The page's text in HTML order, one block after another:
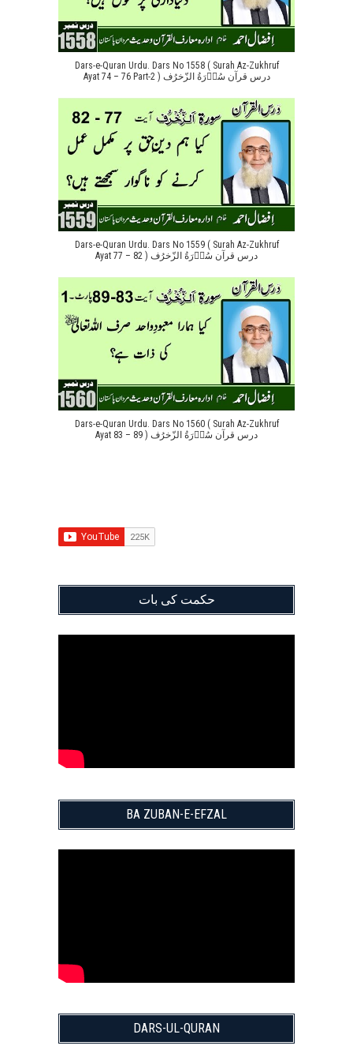
Dars-e-Quran Urdu. Dars No 1558 ( Surah Az-Zukhruf
Ayat 74 – 76 Part-2 ) درس قرآن سُوۡرَةُ الزّخرُف
Dars-e-Quran Urdu. Dars No 1559 ( Surah Az-Zukhruf
Ayat 77 – 82 ) درس قرآن سُوۡرَةُ الزّخرُف
Dars-e-Quran Urdu. Dars No 1560 ( Surah Az-Zukhruf
Ayat 83 – 89 ) درس قرآن سُوۡرَةُ الزّخرُف
حکمت کی بات
BA ZUBAN-E-EFZAL
DARS-UL-QURAN